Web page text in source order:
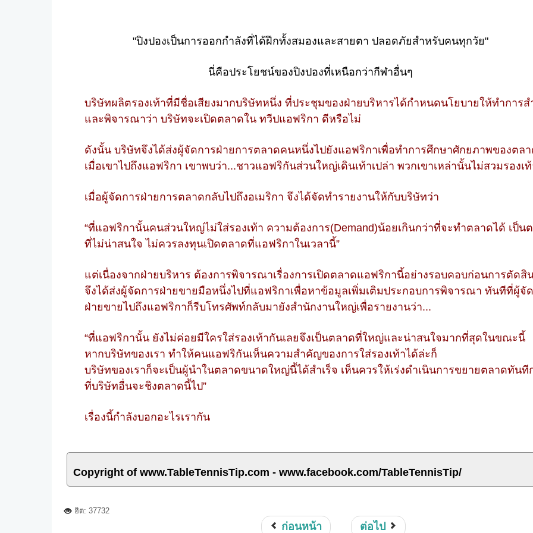
"ปิงปองเป็นการออกกำลังที่ได้ฝึกทั้งสมองและสายตา ปลอดภัยสำหรับคนทุกวัย"
นี่คือประโยชน์ของปิงปองที่เหนือกว่ากีฬาอื่นๆ
บริษัทผลิตรองเท้าที่มีชื่อเสียงมากบริษัทหนึ่ง ที่ประชุมของฝ่ายบริหารได้กำหนดนโยบายให้ทำการส
และพิจารณาว่า บริษัทจะเปิดตลาดใน ทวีปแอฟริกา ดีหรือไม่
ดังนั้น บริษัทจึงได้ส่งผู้จัดการฝ่ายการตลาดคนหนึ่งไปยังแอฟริกาเพื่อทำการศึกษาศักยภาพของตล
เมื่อเขาไปถึงแอฟริกา เขาพบว่า...ชาวแอฟริกันส่วนใหญ่เดินเท้าเปล่า พวกเขาเหล่านั้นไม่สวมรองเ
เมื่อผู้จัดการฝ่ายการตลาดกลับไปถึงอเมริกา จึงได้จัดทำรายงานให้กับบริษัทว่า
“ที่แอฟริกานั้นคนส่วนใหญ่ไม่ใส่รองเท้า ความต้องการ(Demand)น้อยเกินกว่าที่จะทำตลาดได้ เป็น
ที่ไม่น่าสนใจ ไม่ควรลงทุนเปิดตลาดที่แอฟริกาในเวลานี้”
แต่เนื่องจากฝ่ายบริหาร ต้องการพิจารณาเรื่องการเปิดตลาดแอฟริกานี้อย่างรอบคอบก่อนการตัดสิ
จึงได้ส่งผู้จัดการฝ่ายขายมือหนึ่งไปที่แอฟริกาเพื่อหาข้อมูลเพิ่มเติมประกอบการพิจารณา ทันทีที่ผู้จั
ฝ่ายขายไปถึงแอฟริกาก็รีบโทรศัพท์กลับมายังสำนักงานใหญ่เพื่อรายงานว่า...
“ที่แอฟริกานั้น ยังไม่ค่อยมีใครใส่รองเท้ากันเลยจึงเป็นตลาดที่ใหญ่และน่าสนใจมากที่สุดในขณะนี้
หากบริษัทของเรา ทำให้คนแอฟริกันเห็นความสำคัญของการใส่รองเท้าได้ล่ะก็
บริษัทของเราก็จะเป็นผู้นำในตลาดขนาดใหญ่นี้ได้สำเร็จ เห็นควรให้เร่งดำเนินการขยายตลาดทันที
ที่บริษัทอื่นจะชิงตลาดนี้ไป”
เรื่องนี้กำลังบอกอะไรเรากัน
Copyright of www.TableTennisTip.com - www.facebook.com/TableTennisTip/
ฮิต: 37732
ก่อนหน้า ต่อไป